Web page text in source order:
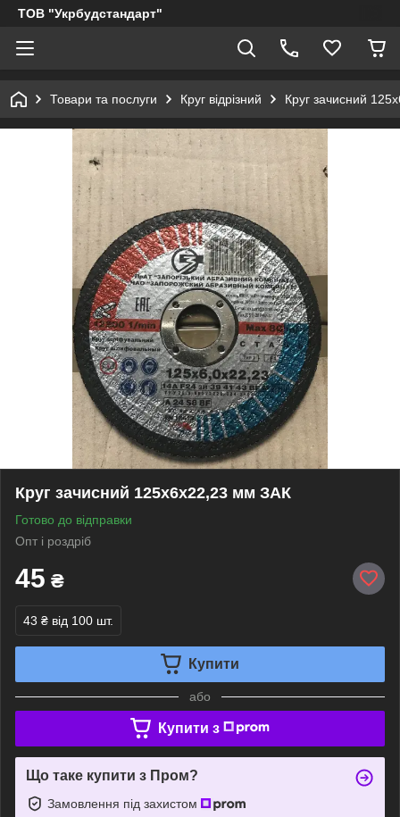
ТОВ "Укрбудстандарт"
Товари та послуги Круг відрізний Круг зачисний
Круг зачисний 125х6х22,23 мм ЗАК
Готово до відправки
Опт і роздріб
45 ₴
43 ₴ від 100 шт.
Купити
або
Купити з
Що таке купити з Пром?
Замовлення під захистом